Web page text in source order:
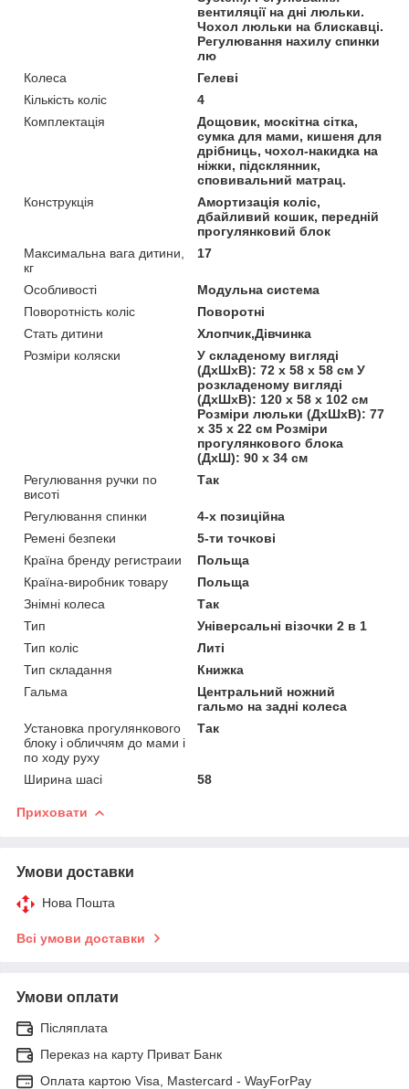
вентиляції на дні люльки.
Чохол люльки на блискавці.
Регулювання нахилу спинки
лю
Колеса
Гелеві
Кількість коліс
4
Комплектація
Дощовик, москітна сітка,
сумка для мами, кишеня для
дрібниць, чохол-накидка на
ніжки, підсклянник,
сповивальний матрац.
Конструкція
Амортизація коліс,
дбайливий кошик, передній
прогулянковий блок
Максимальна вага дитини,
кг
17
Особливості
Модульна система
Поворотність коліс
Поворотні
Стать дитини
Хлопчик,Дівчинка
Розміри коляски
У складеному вигляді
(ДхШхВ): 72 х 58 х 58 см У
розкладеному вигляді
(ДхШхВ): 120 х 58 х 102 см
Розміри люльки (ДхШхВ): 77
х 35 х 22 см Розміри
прогулянкового блока
(ДхШ): 90 х 34 см
Регулювання ручки по
висоті
Так
Регулювання спинки
4-х позиційна
Ремені безпеки
5-ти точкові
Країна бренду регистраии
Польща
Країна-виробник товару
Польща
Знімні колеса
Так
Тип
Універсальні візочки 2 в 1
Тип коліс
Литі
Тип складання
Книжка
Гальма
Центральний ножний
гальмо на задні колеса
Установка прогулянкового
блоку і обличчям до мами і
по ходу руху
Так
Ширина шасі 58
Приховати
Умови доставки
Нова Пошта
Всі умови доставки
Умови оплати
Післяплата
Переказ на карту Приват Банк
Оплата картою Visa, Mastercard - WayForPay